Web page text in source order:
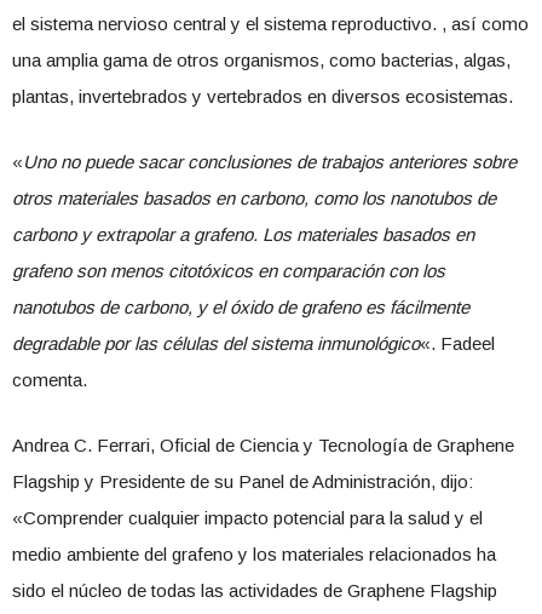
el sistema nervioso central y el sistema reproductivo. , así como
una amplia gama de otros organismos, como bacterias, algas,
plantas, invertebrados y vertebrados en diversos ecosistemas.
«Uno no puede sacar conclusiones de trabajos anteriores sobre
otros materiales basados ​​en carbono, como los nanotubos de
carbono y extrapolar a grafeno. Los materiales basados ​​en
grafeno son menos citotóxicos en comparación con los
nanotubos de carbono, y el óxido de grafeno es fácilmente
degradable por las células del sistema inmunológico«. Fadeel
comenta.
Andrea C. Ferrari, Oficial de Ciencia y Tecnología de Graphene
Flagship y Presidente de su Panel de Administración, dijo:
«Comprender cualquier impacto potencial para la salud y el
medio ambiente del grafeno y los materiales relacionados ha
sido el núcleo de todas las actividades de Graphene Flagship